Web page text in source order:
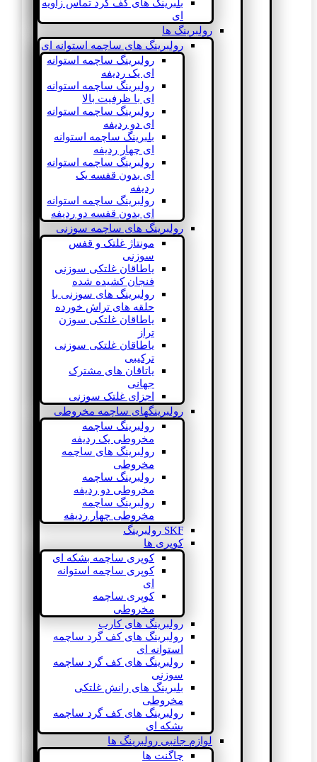
بلبرینگ های کف گرد تماس زاویه
ای
رولبرینگ ها
رولبرینگ های ساچمه استوانه ای
رولبرینگ ساچمه استوانه
ای یک ردیفه
رولبرینگ ساچمه استوانه
ای با ظرفیت بالا
رولبرینگ ساچمه استوانه
ای دو ردیفه
بلبرینگ ساچمه استوانه
ای چهار ردیفه
رولبرینگ ساچمه استوانه
ای بدون قفسه یک
ردیفه
رولبرینگ ساچمه استوانه
ای بدون قفسه دو ردیفه
رولبرینگ های ساچمه سوزنی
مونتاژ غلتک و قفس
سوزنی
یاطاقان غلتکی سوزنی
فنجان کشیده شده
رولبرینگ های سوزنی با
حلقه های تراش خورده
یاطاقان غلتکی سوزن
تراز
یاطاقان غلتکی سوزنی
ترکیبی
یاتاقان های مشترک
جهانی
اجزای غلتک سوزنی
رولبرینگهای ساچمه مخروطی
رولبرینگ ساچمه
مخروطی یک ردیفه
رولبرینگ های ساچمه
مخروطی
رولبرینگ ساچمه
مخروطی دو ردیفه
رولبرینگ ساچمه
مخروطی چهار ردیفه
SKF رولبرینگ
کوپری ها
کوپری ساچمه بشکه ای
کوپری ساچمه استوانه
ای
کوپری ساچمه
مخروطی
رولبرینگ های کارب
رولبرینگ های کف گرد ساچمه
استوانه ای
رولبرینگ های کف گرد ساچمه
سوزنی
بلبرینگ های رانش غلتکی
مخروطی
رولبرینگ های کف گرد ساچمه
بشکه ای
لوازم جانبی رولبرینگ ها
چاگنت ها